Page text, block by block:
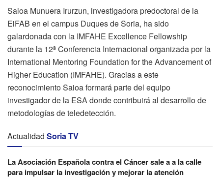
Saioa Munuera Irurzun, investigadora predoctoral de la
EiFAB en el campus Duques de Soria, ha sido
galardonada con la IMFAHE Excellence Fellowship
durante la 12ª Conferencia Internacional organizada por la
International Mentoring Foundation for the Advancement of
Higher Education (IMFAHE). Gracias a este
reconocimiento Saioa formará parte del equipo
investigador de la ESA donde contribuirá al desarrollo de
metodologías de teledetección.
Actualidad Soria TV
La Asociación Española contra el Cáncer sale a a la calle
para impulsar la investigación y mejorar la atención